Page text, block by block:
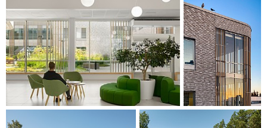
vårdenheter som: akutmottagning, psykosenhet, krisenhet,
poliklinik, somatopsykiatrisk enhet, neuropsykiatrisk enhet,
humörstörningsenhet, neuromoduleringsenhet,
missbruksenhet samt psykos + rättspsykiatrisk enhet.